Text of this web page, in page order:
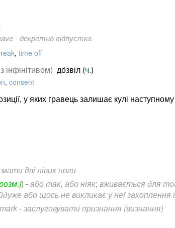
-декретна відпустка
, time off
інфінітивом) до́звіл (ч.)
, consent
у яких гравець залишає кулі наступному
мати дві лівих ноги
) -або так, або ніяк; вживається для
або щось не викликає у неї
-заслуговувати признання (визнання)